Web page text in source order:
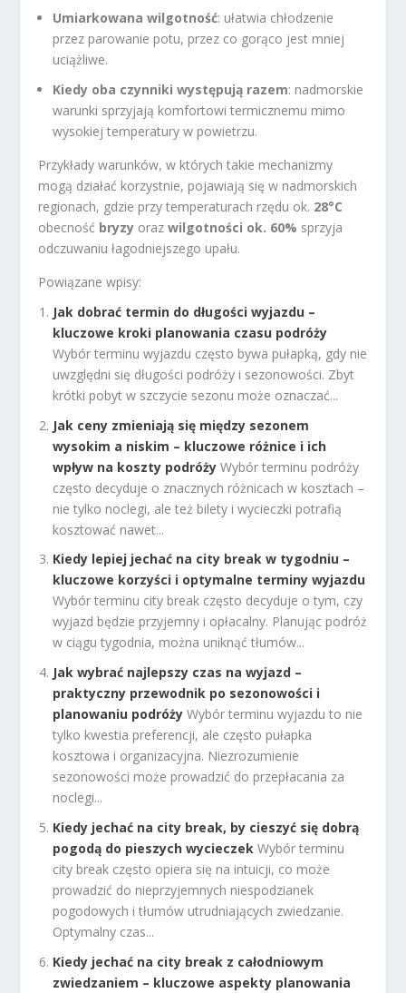
Umiarkowana wilgotność: ułatwia chłodzenie
przez parowanie potu, przez co gorąco jest mniej
uciążliwe.
Kiedy oba czynniki występują razem: nadmorskie
warunki sprzyjają komfortowi termicznemu mimo
wysokiej temperatury w powietrzu.
Przykłady warunków, w których takie mechanizmy
mogą działać korzystnie, pojawiają się w nadmorskich
regionach, gdzie przy temperaturach rzędu ok. 28°C
obecność bryzy orazwilgotności ok. 60% sprzyja
odczuwaniu łagodniejszego upału.
Powiązane wpisy:
Jak dobrać termin do długości wyjazdu –
kluczowe kroki planowania czasu podróży
Wybór terminu wyjazdu często bywa pułapką, gdy nie
uwzględni się długości podróży i sezonowości. Zbyt
krótki pobyt w szczycie sezonu może oznaczać...
Jak ceny zmieniają się między sezonem
wysokim a niskim – kluczowe różnice i ich
wpływ na koszty podróży Wybór terminu podróży
często decyduje o znacznych różnicach w kosztach –
nie tylko noclegi, ale też bilety i wycieczki potrafią
kosztować nawet...
Kiedy lepiej jechać na city break w tygodniu –
kluczowe korzyści i optymalne terminy wyjazdu
Wybór terminu city break często decyduje o tym, czy
wyjazd będzie przyjemny i opłacalny. Planując podróż
w ciągu tygodnia, można uniknąć tłumów...
Jak wybrać najlepszy czas na wyjazd –
praktyczny przewodnik po sezonowości i
planowaniu podróży Wybór terminu wyjazdu to nie
tylko kwestia preferencji, ale często pułapka
kosztowa i organizacyjna. Niezrozumienie
sezonowości może prowadzić do przepłacania za
noclegi...
Kiedy jechać na city break, by cieszyć się dobrą
pogodą do pieszych wycieczek Wybór terminu
city break często opiera się na intuicji, co może
prowadzić do nieprzyjemnych niespodzianek
pogodowych i tłumów utrudniających zwiedzanie.
Optymalny czas...
Kiedy jechać na city break z całodniowym
zwiedzaniem – kluczowe aspekty planowania